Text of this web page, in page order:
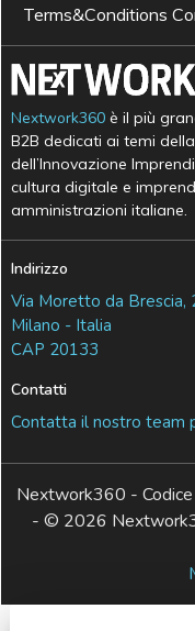
Terms&Conditions
Nextwork360 è il più
B2B dedicati ai temi
dell’Innovazione
cultura digitale e
amministrazioni italiane.
Indirizzo
Via Moretto da Brescia,
Milano - Italia
CAP 20133
Contatti
Contatta il nostro team
Nextwork360 -
- © 2026